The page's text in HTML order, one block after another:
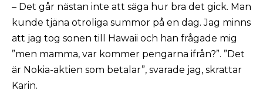
– Det går nästan inte att säga hur bra det gick. Man
kunde tjäna otroliga summor på en dag. Jag minns
att jag tog sonen till Hawaii och han frågade mig
”men mamma, var kommer pengarna ifrån?”. ”Det
är Nokia-aktien som betalar”, svarade jag, skrattar
Karin.